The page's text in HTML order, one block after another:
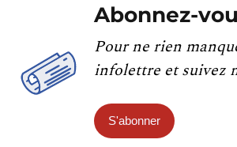
Abonnez-
Pour ne rien
infolettre et suivez
S'abonner